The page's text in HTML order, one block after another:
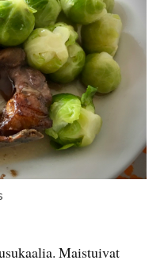
Maistuivat